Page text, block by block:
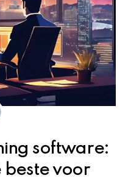
software:
beste voor